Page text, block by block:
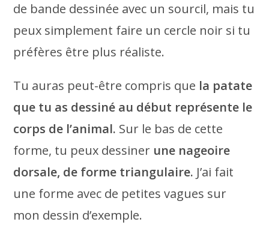
de bande dessinée avec un sourcil, mais tu
peux simplement faire un cercle noir si tu
préfères être plus réaliste.
Tu auras peut-être compris que la patate
que tu as dessiné au début représente le
corps de l’animal. Sur le bas de cette
forme, tu peux dessiner une nageoire
dorsale, de forme triangulaire. J’ai fait
une forme avec de petites vagues sur
mon dessin d’exemple.